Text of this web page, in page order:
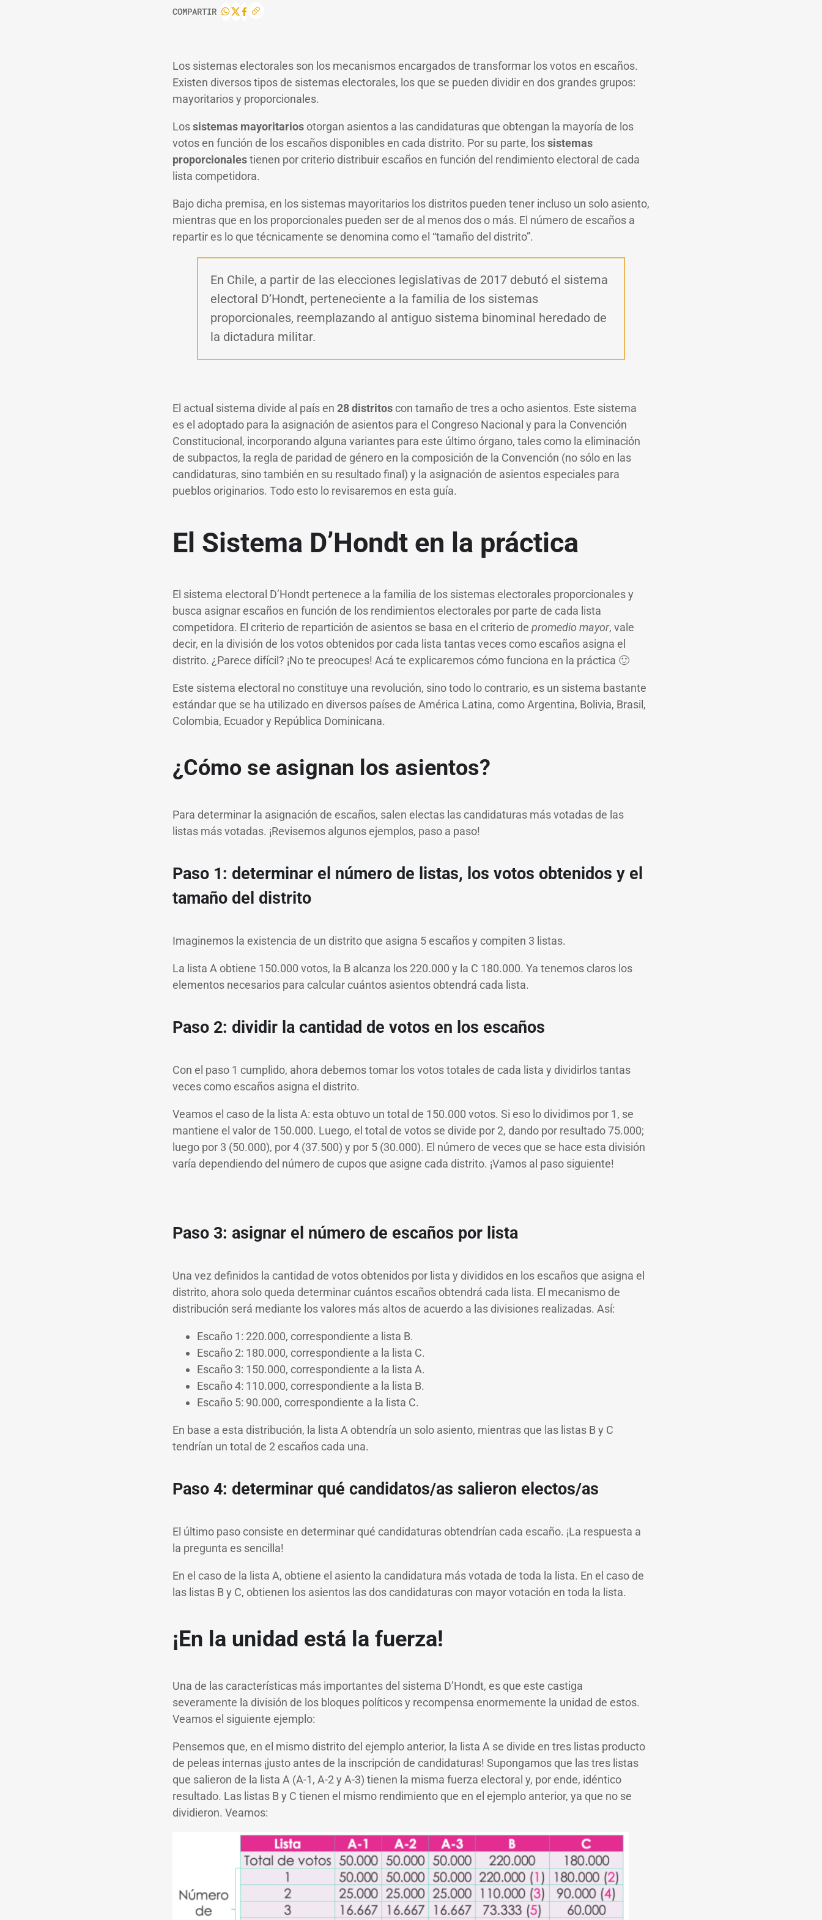
COMPARTIR
Los sistemas electorales son los mecanismos encargados de transformar los votos en escaños.
Existen diversos tipos de sistemas electorales, los que se pueden dividir en dos grandes grupos:
mayoritarios y proporcionales.
Lossistemas mayoritarios otorgan asientos a las candidaturas que obtengan la mayoría de los
votos en función de los escaños disponibles en cada distrito. Por su parte, lossistemas
proporcionalestienen por criterio distribuir escaños en función del rendimiento electoral de cada
lista competidora.
Bajo dicha premisa, en los sistemas mayoritarios los distritos pueden tener incluso un solo asiento,
mientras que en los proporcionales pueden ser de al menos dos o más. El número de escaños a
repartir es lo que técnicamente se denomina como el “tamaño del distrito”.
En Chile, a partir de las elecciones legislativas de 2017 debutó el sistema
electoral D’Hondt, perteneciente a la familia de los sistemas
proporcionales, reemplazando al antiguo sistema binominal heredado de
la dictadura militar.
El actual sistema divide al país en 28 distritoscon tamaño de tres a ocho asientos. Este sistema
es el adoptado para la asignación de asientos para el Congreso Nacional y para la Convención
Constitucional, incorporando alguna variantes para este último órgano, tales como la eliminación
de subpactos, la regla de paridad de género en la composición de la Convención (no sólo en las
candidaturas, sino también en su resultado final) y la asignación de asientos especiales para
pueblos originarios. Todo esto lo revisaremos en esta guía.
El Sistema D’Hondt en la práctica
El sistema electoral D’Hondt pertenece a la familia de los sistemas electorales proporcionales y
busca asignar escaños en función de los rendimientos electorales por parte de cada lista
competidora. El criterio de repartición de asientos se basa en el criterio de promedio mayor, vale
decir, en la división de los votos obtenidos por cada lista tantas veces como escaños asigna el
distrito. ¿Parece difícil? ¡No te preocupes! Acá te explicaremos cómo funciona en la práctica 🙂
Este sistema electoral no constituye una revolución, sino todo lo contrario, es un sistema bastante
estándar que se ha utilizado en diversos países de América Latina, como Argentina, Bolivia, Brasil,
Colombia, Ecuador y República Dominicana.
¿Cómo se asignan los asientos?
Para determinar la asignación de escaños, salen electas las candidaturas más votadas de las
listas más votadas. ¡Revisemos algunos ejemplos, paso a paso!
Paso 1: determinar el número de listas, los votos obtenidos y el
tamaño del distrito
Imaginemos la existencia de un distrito que asigna 5 escaños y compiten 3 listas.
La lista A obtiene 150.000 votos, la B alcanza los 220.000 y la C 180.000. Ya tenemos claros los
elementos necesarios para calcular cuántos asientos obtendrá cada lista.
Paso 2: dividir la cantidad de votos en los escaños
Con el paso 1 cumplido, ahora debemos tomar los votos totales de cada lista y dividirlos tantas
veces como escaños asigna el distrito.
Veamos el caso de la lista A: esta obtuvo un total de 150.000 votos. Si eso lo dividimos por 1, se
mantiene el valor de 150.000. Luego, el total de votos se divide por 2, dando por resultado 75.000;
luego por 3 (50.000), por 4 (37.500) y por 5 (30.000). El número de veces que se hace esta división
varía dependiendo del número de cupos que asigne cada distrito. ¡Vamos al paso siguiente!
Paso 3: asignar el número de escaños por lista
Una vez definidos la cantidad de votos obtenidos por lista y divididos en los escaños que asigna el
distrito, ahora solo queda determinar cuántos escaños obtendrá cada lista. El mecanismo de
distribución será mediante los valores más altos de acuerdo a las divisiones realizadas. Así:
Escaño 1: 220.000, correspondiente a lista B.
Escaño 2: 180.000, correspondiente a la lista C.
Escaño 3: 150.000, correspondiente a la lista A.
Escaño 4: 110.000, correspondiente a la lista B.
Escaño 5: 90.000, correspondiente a la lista C.
En base a esta distribución, la lista A obtendría un solo asiento, mientras que las listas B y C
tendrían un total de 2 escaños cada una.
Paso 4: determinar qué candidatos/as salieron electos/as
El último paso consiste en determinar qué candidaturas obtendrían cada escaño. ¡La respuesta a
la pregunta es sencilla!
En el caso de la lista A, obtiene el asiento la candidatura más votada de toda la lista. En el caso de
las listas B y C, obtienen los asientos las dos candidaturas con mayor votación en toda la lista.
¡En la unidad está la fuerza!
Una de las características más importantes del sistema D’Hondt, es que este castiga
severamente la división de los bloques políticos y recompensa enormemente la unidad de estos.
Veamos el siguiente ejemplo:
Pensemos que, en el mismo distrito del ejemplo anterior, la lista A se divide en tres listas producto
de peleas internas ¡justo antes de la inscripción de candidaturas! Supongamos que las tres listas
que salieron de la lista A (A-1, A-2 y A-3) tienen la misma fuerza electoral y, por ende, idéntico
resultado. Las listas B y C tienen el mismo rendimiento que en el ejemplo anterior, ya que no se
dividieron. Veamos: